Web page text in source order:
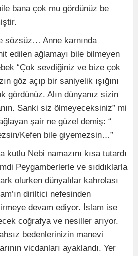
bana çok mu gördünüz be
sözsüz… Anne karnında
edilen ağlamayı bile bilmeyen
“Çok sevdiğiniz ve bize çok
göz açıp bir saniyelik ışığını
gördünüz. Alın dünyanız sizin
Sanki siz ölmeyeceksiniz” mi
şair ne güzel demiş: “
Kefen bile giyemezsin…”
kutlu Nebi namazını kısa tutardı
Peygamberlerle ve sıddıklarla
olurken dünyalılar kahrolası
diriltici nefesinden
devam ediyor. İslam ise
coğrafya ve nesiller arıyor.
bedenlerinizin manevi
vicdanları ayaklandı. Yer